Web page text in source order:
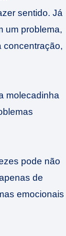
sentido. Já
um problema,
concentração,
molecadinha
pode não
de
emocionais